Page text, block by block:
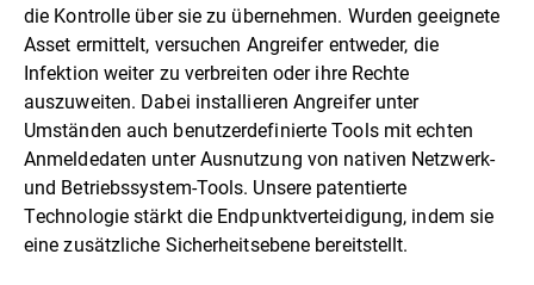
die Kontrolle über sie zu übernehmen. Wurden geeignete
Asset ermittelt, versuchen Angreifer entweder, die
Infektion weiter zu verbreiten oder ihre Rechte
auszuweiten. Dabei installieren Angreifer unter
Umständen auch benutzerdefinierte Tools mit echten
Anmeldedaten unter Ausnutzung von nativen Netzwerk-
und Betriebssystem-Tools. Unsere patentierte
Technologie stärkt die Endpunktverteidigung, indem sie
eine zusätzliche Sicherheitsebene bereitstellt.